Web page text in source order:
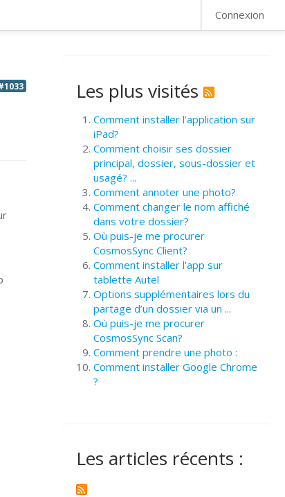
Connexion
Les plus visités
Comment installer l'application sur
iPad?
Comment choisir ses dossier
principal, dossier, sous-dossier et
usagé? ...
Comment annoter une photo?
Comment changer le nom affiché
dans votre dossier?
Où puis-je me procurer
CosmosSync Client?
Comment installer l'app sur
tablette Autel
Options supplémentaires lors du
partage d’un dossier via un ...
Où puis-je me procurer
CosmosSync Scan?
Comment prendre une photo :
Comment installer Google Chrome
?
Les articles récents :